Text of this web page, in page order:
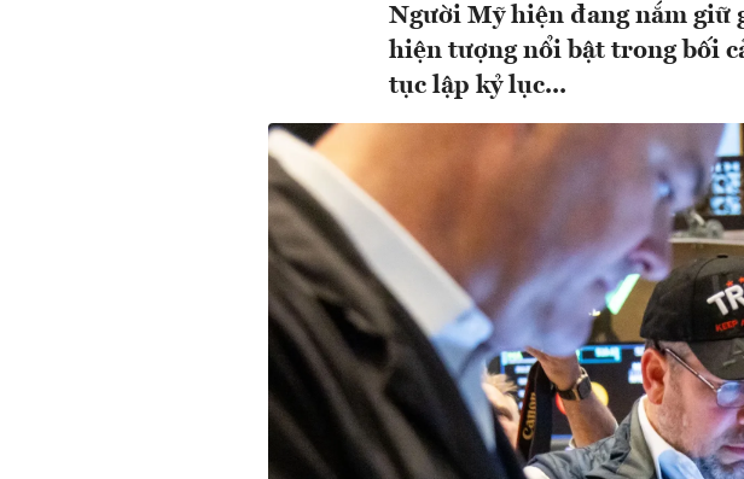
Người Mỹ hiện đang nắm giữ
hiện tượng nổi bật trong bối
tục lập kỷ lục...